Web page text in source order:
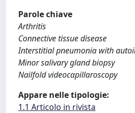
Parole chiave
Arthritis
Connective tissue disease
Interstitial pneumonia with
Minor salivary gland biopsy
Nailfold videocapillaroscopy
Appare nelle tipologie:
1.1 Articolo in rivista